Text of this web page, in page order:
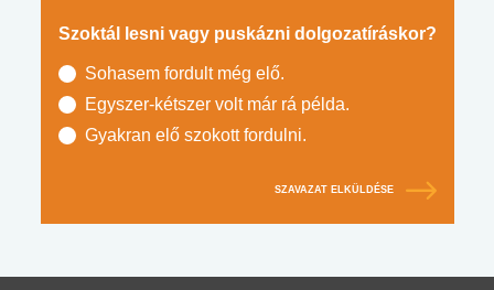
Szoktál lesni vagy puskázni dolgozatíráskor?
Sohasem fordult még elő.
Egyszer-kétszer volt már rá példa.
Gyakran elő szokott fordulni.
SZAVAZAT ELKÜLDÉSE